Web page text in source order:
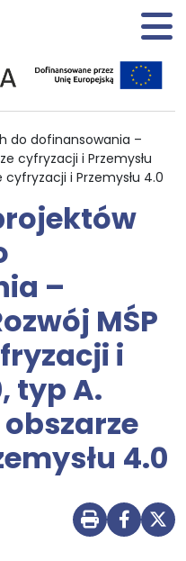
do dofinansowania –
cyfryzacji i Przemysłu
cyfryzacji i Przemysłu 4.0
–
MŚP
i
typ A.
obszarze
4.0
Drukuj